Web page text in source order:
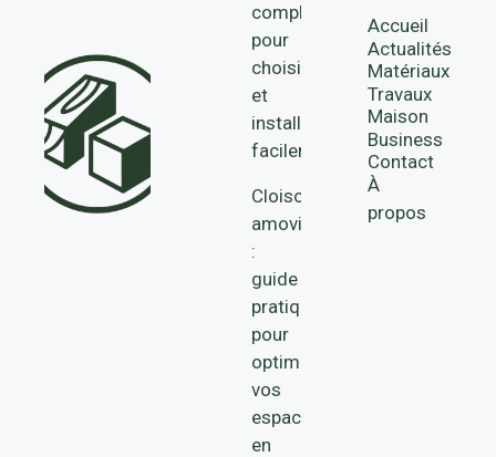
complet
pour
choisir
et
installer
facilement
Cloisons
amovibles
:
guide
pratique
pour
optimiser
vos
espaces
en
Accueil
Actualités
Matériaux
Travaux
Maison
Business
Contact
À
propos